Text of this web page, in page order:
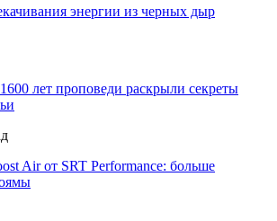
энергии из черных дыр
лет проповеди раскрыли секреты
Air от SRT Performance: больше